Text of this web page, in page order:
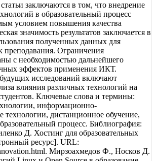
заключаются в том, что внедрение
в образовательный процесс
условием повышения качества
значимость результатов заключается в
полученных данных для
преподавания. Ограничения
с необходимостью дальнейшего
эффектов применения ИКТ.
исследований включают
влияния различных технологий на
Ключевые слова и термины:
информационно-
дистанционное обучение,
процесс. Библиография:
Д. Хостинг для образовательных
ресурс]. URL:
Мирзоахмедов Ф., Носков Д.